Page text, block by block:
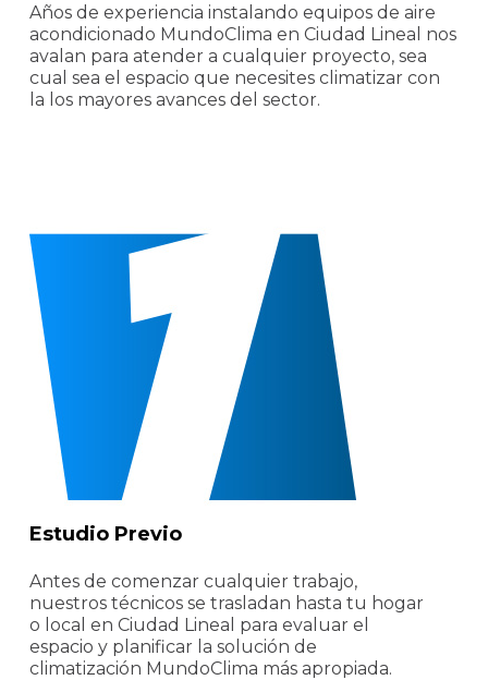
Años de experiencia instalando equipos de aire
acondicionado MundoClima en Ciudad Lineal nos
avalan para atender a cualquier proyecto, sea
cual sea el espacio que necesites climatizar con
la los mayores avances del sector.
Estudio Previo
Antes de comenzar cualquier trabajo,
nuestros técnicos se trasladan hasta tu hogar
o local en Ciudad Lineal para evaluar el
espacio y planificar la solución de
climatización MundoClima más apropiada.